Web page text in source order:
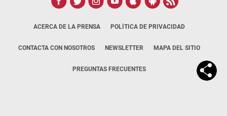
ACERCA DE LA PRENSA POLÍTICA DE PRIVACIDAD
CONTACTA CON NOSOTROS NEWSLETTER MAPA DEL SITIO
PREGUNTAS FRECUENTES